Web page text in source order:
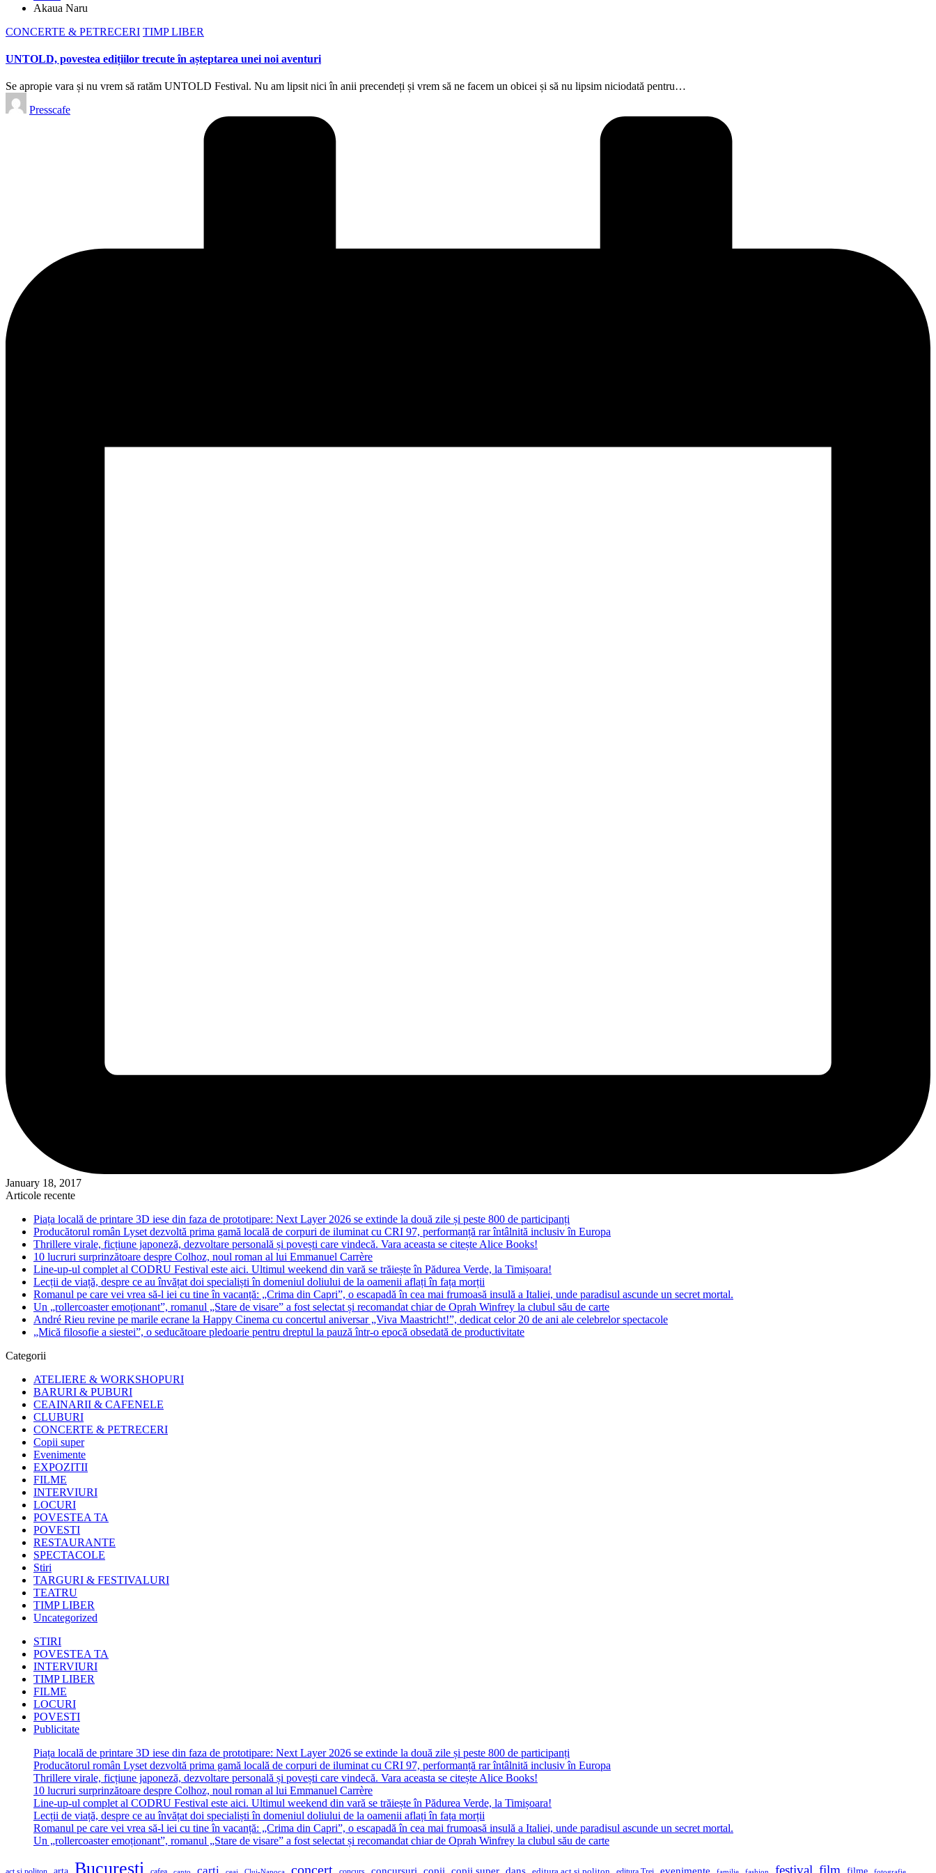
Akaua Naru
Posted
CONCERTE & PETRECERI TIMP LIBER
UNTOLD, povestea edițiilor trecute în așteptarea unei noi aventuri
Se apropie vara și nu vrem să ratăm UNTOLD Festival. Nu am lipsit nici în anii precendeți și vrem să ne facem un obicei și să nu lipsim niciodată pentru…
Posted
by
Presscafe
January 18, 2017
Articole recente
Piața locală de printare 3D iese din faza de prototipare: Next Layer 2026 se extinde la două zile și peste 800 de participanți
Producătorul român Lyset dezvoltă prima gamă locală de corpuri de iluminat cu CRI 97, performanță rar întâlnită inclusiv în Europa
Thrillere virale, ficțiune japoneză, dezvoltare personală și povești care vindecă. Vara aceasta se citește Alice Books!
10 lucruri surprinzătoare despre Colhoz, noul roman al lui Emmanuel Carrère
Line-up-ul complet al CODRU Festival este aici. Ultimul weekend din vară se trăiește în Pădurea Verde, la Timișoara!
Lecții de viață, despre ce au învățat doi specialiști în domeniul doliului de la oamenii aflați în fața morții
Romanul pe care vei vrea să-l iei cu tine în vacanță: „Crima din Capri”, o escapadă în cea mai frumoasă insulă a Italiei, unde paradisul ascunde un secret mortal.
Un „rollercoaster emoționant”, romanul „Stare de visare” a fost selectat și recomandat chiar de Oprah Winfrey la clubul său de carte
André Rieu revine pe marile ecrane la Happy Cinema cu concertul aniversar „Viva Maastricht!”, dedicat celor 20 de ani ale celebrelor spectacole
„Mică filosofie a siestei”, o seducătoare pledoarie pentru dreptul la pauză într-o epocă obsedată de productivitate
Categorii
ATELIERE & WORKSHOPURI
BARURI & PUBURI
CEAINARII & CAFENELE
CLUBURI
CONCERTE & PETRECERI
Copii super
Evenimente
EXPOZITII
FILME
INTERVIURI
LOCURI
POVESTEA TA
POVESTI
RESTAURANTE
SPECTACOLE
Stiri
TARGURI & FESTIVALURI
TEATRU
TIMP LIBER
Uncategorized
STIRI
POVESTEA TA
INTERVIURI
TIMP LIBER
FILME
LOCURI
POVESTI
Publicitate
Piața locală de printare 3D iese din faza de prototipare: Next Layer 2026 se extinde la două zile și peste 800 de participanți
Producătorul român Lyset dezvoltă prima gamă locală de corpuri de iluminat cu CRI 97, performanță rar întâlnită inclusiv în Europa
Thrillere virale, ficțiune japoneză, dezvoltare personală și povești care vindecă. Vara aceasta se citește Alice Books!
10 lucruri surprinzătoare despre Colhoz, noul roman al lui Emmanuel Carrère
Line-up-ul complet al CODRU Festival este aici. Ultimul weekend din vară se trăiește în Pădurea Verde, la Timișoara!
Lecții de viață, despre ce au învățat doi specialiști în domeniul doliului de la oamenii aflați în fața morții
Romanul pe care vei vrea să-l iei cu tine în vacanță: „Crima din Capri”, o escapadă în cea mai frumoasă insulă a Italiei, unde paradisul ascunde un secret mortal.
Un „rollercoaster emoționant”, romanul „Stare de visare” a fost selectat și recomandat chiar de Oprah Winfrey la clubul său de carte
Bucuresti concert festival film